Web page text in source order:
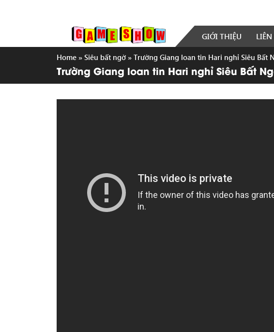
GIỚI THIỆU LIÊN
Home » Siêu bất ngờ » Trường Giang loan tin Hari nghỉ Siêu Bất
Trường Giang loan tin Hari nghỉ Siêu Bất